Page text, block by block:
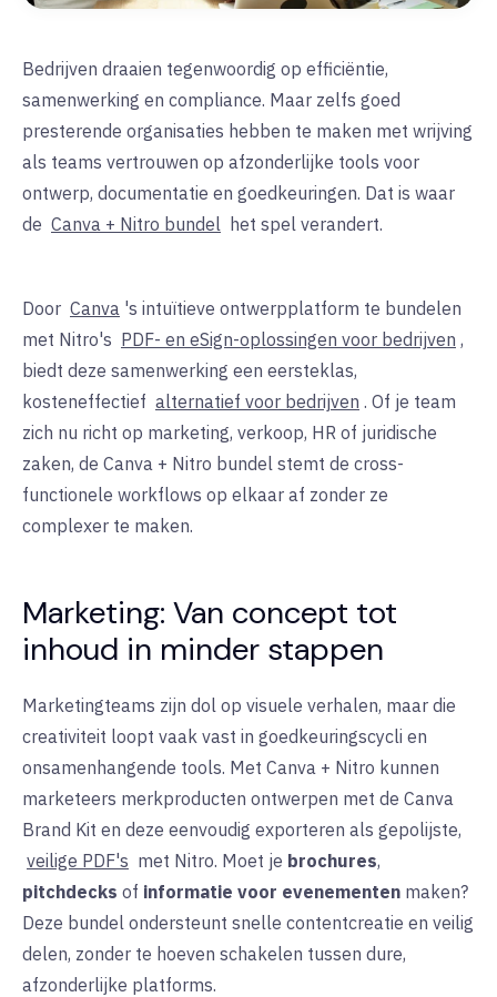
Bedrijven draaien tegenwoordig op efficiëntie,
samenwerking en compliance. Maar zelfs goed
presterende organisaties hebben te maken met wrijving
als teams vertrouwen op afzonderlijke tools voor
ontwerp, documentatie en goedkeuringen. Dat is waar
de Canva + Nitro bundel het spel verandert.
Door Canva 's intuïtieve ontwerpplatform te bundelen
met Nitro's PDF- en eSign-oplossingen voor bedrijven ,
biedt deze samenwerking een eersteklas,
kosteneffectief alternatief voor bedrijven . Of je team
zich nu richt op marketing, verkoop, HR of juridische
zaken, de Canva + Nitro bundel stemt de cross-
functionele workflows op elkaar af zonder ze
complexer te maken.
Marketing: Van concept tot
inhoud in minder stappen
Marketingteams zijn dol op visuele verhalen, maar die
creativiteit loopt vaak vast in goedkeuringscycli en
onsamenhangende tools. Met Canva + Nitro kunnen
marketeers merkproducten ontwerpen met de Canva
Brand Kit en deze eenvoudig exporteren als gepolijste,
veilige PDF's met Nitro. Moet je brochures,
pitchdecks of informatie voor evenementen maken?
Deze bundel ondersteunt snelle contentcreatie en veilig
delen, zonder te hoeven schakelen tussen dure,
afzonderlijke platforms.